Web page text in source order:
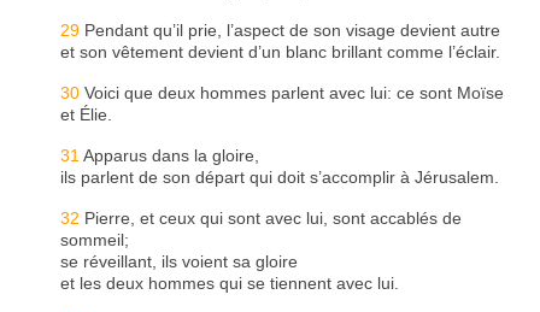
29 Pendant qu’il prie, l’aspect de son visage devient autre
et son vêtement devient d’un blanc brillant comme l’éclair.
30 Voici que deux hommes parlent avec lui: ce sont Moïse
et Élie.
31 Apparus dans la gloire,
ils parlent de son départ qui doit s’accomplir à Jérusalem.
32 Pierre, et ceux qui sont avec lui, sont accablés de
sommeil;
se réveillant, ils voient sa gloire
et les deux hommes qui se tiennent avec lui.